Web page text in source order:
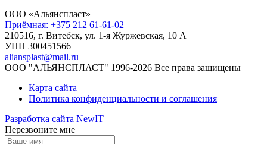
ООО «Альянспласт»
Приёмная: +375 212 61-61-02
210516, г. Витебск, ул. 1-я Журжевская, 10 А
УНП 300451566
aliansplast@mail.ru
ООО "АЛЬЯНСПЛАСТ" 1996-2026 Все права защищены
Карта сайта
Политика конфиденциальности и соглашения
Разработка сайта NewIT
Перезвоните мне